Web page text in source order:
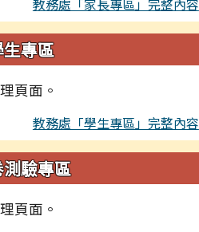
教務處「家長專區」完整內容
專區
頁面。
教務處「學生專區」完整內容
驗專區
頁面。